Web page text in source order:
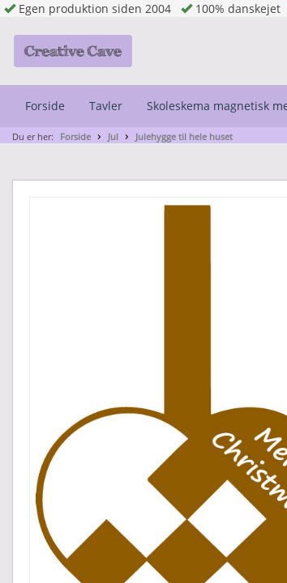
Egen produktion siden 2004 100% danskejet
Forside Tavler Skoleskema magnetisk
Du er her: Forside Jul Julehygge til hele huset